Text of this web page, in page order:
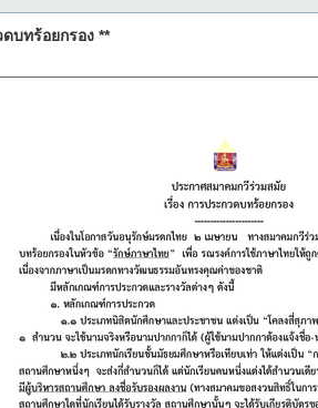
บทร้อยกรอง **